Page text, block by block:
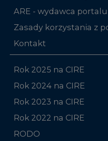
ARE - wydawca portalu
Zasady korzystania z
Kontakt
Rok 2025 na CIRE
Rok 2024 na CIRE
Rok 2023 na CIRE
Rok 2022 na CIRE
RODO